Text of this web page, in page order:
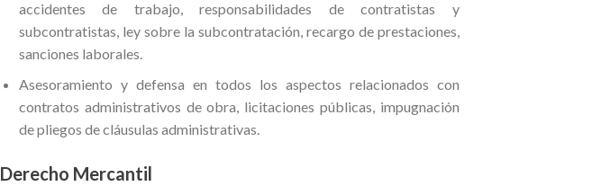
accidentes de trabajo, responsabilidades de contratistas y
subcontratistas, ley sobre la subcontratación, recargo de prestaciones,
sanciones laborales.
Asesoramiento y defensa en todos los aspectos relacionados con
contratos administrativos de obra, licitaciones públicas, impugnación
de pliegos de cláusulas administrativas.
Derecho Mercantil